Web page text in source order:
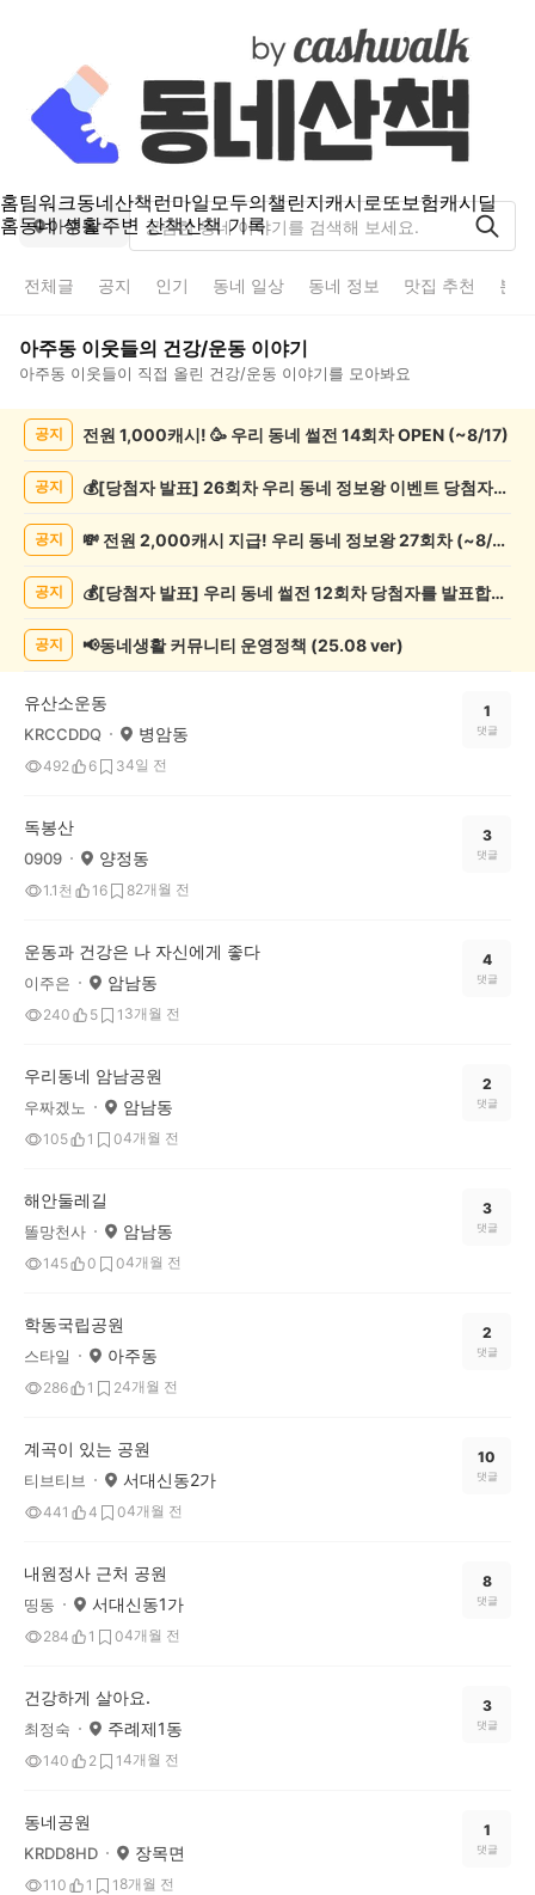
홈팀워크동네산책런마일모두의챌린지캐시로또보험캐시딜
홈동네 생활주변 산책산책 기록
아주동
전체글 공지 인기 동네 일상 동네 정보 맛집 추천 분
아주동 이웃들의 건강/운동 이야기
아주동 이웃들이 직접 올린 건강/운동 이야기를 모아봐요
록
공지 전원 1,000캐시! 🥳 우리 동네 썰전 14회차 OPEN (~8/17)
공지 💰[당첨자 발표] 26회차 우리 동네 정보왕 이벤트 당첨자를 발표합니다!
공지 💸 전원 2,000캐시 지급! 우리 동네 정보왕 27회차 (~8/10)
공지 💰[당첨자 발표] 우리 동네 썰전 12회차 당첨자를 발표합니다!
공지 📢동네생활 커뮤니티 운영정책 (25.08 ver)
유산소운동
KRCCDDQ 병암동
492 6 34일 전
1
댓글
독봉산
0909 양정동
1.1천 16 82개월 전
3
댓글
운동과 건강은 나 자신에게 좋다
이주은 암남동
240 5 1 3개월 전
4
댓글
우리동네 암남공원
우짜겠노 암남동
105 1 04개월 전
2
댓글
해안둘레길
똘망천사 암남동
145 0 04개월 전
3
댓글
학동국립공원
스타일 아주동
286 1 24개월 전
2
댓글
계곡이 있는 공원
티브티브 서대신동2가
441 4 04개월 전
10
댓글
내원정사 근처 공원
띵동 서대신동1가
284 1 04개월 전
8
댓글
건강하게 살아요.
최정숙 주례제1동
140 2 14개월 전
3
댓글
동네공원
KRDD8HD 장목면
110 1 1 8개월 전
1
댓글